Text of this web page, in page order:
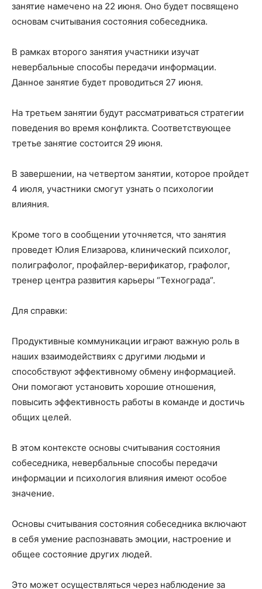
занятие намечено на 22 июня. Оно будет посвящено
основам считывания состояния собеседника.
В рамках второго занятия участники изучат
невербальные способы передачи информации.
Данное занятие будет проводиться 27 июня.
На третьем занятии будут рассматриваться стратегии
поведения во время конфликта. Соответствующее
третье занятие состоится 29 июня.
В завершении, на четвертом занятии, которое пройдет
4 июля, участники смогут узнать о психологии
влияния.
Кроме того в сообщении уточняется, что занятия
проведет Юлия Елизарова, клинический психолог,
полиграфолог, профайлер-верификатор, графолог,
тренер центра развития карьеры “Технограда”.
Для справки:
Продуктивные коммуникации играют важную роль в
наших взаимодействиях с другими людьми и
способствуют эффективному обмену информацией.
Они помогают установить хорошие отношения,
повысить эффективность работы в команде и достичь
общих целей.
В этом контексте основы считывания состояния
собеседника, невербальные способы передачи
информации и психология влияния имеют особое
значение.
Основы считывания состояния собеседника включают
в себя умение распознавать эмоции, настроение и
общее состояние других людей.
Это может осуществляться через наблюдение за